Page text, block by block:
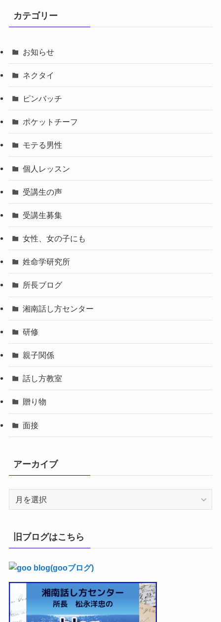
カテゴリー
お知らせ
ネクタイ
ピンバッチ
ポケットチーフ
モテる男性
個人レッスン
受講生の声
受講生募集
女性、女の子にも
姓命学研究所
所長ブログ
湘南話し方センター
研修
親子関係
話し方教室
贈り物
面接
アーカイブ
イ
ブ
旧ブログはこちら